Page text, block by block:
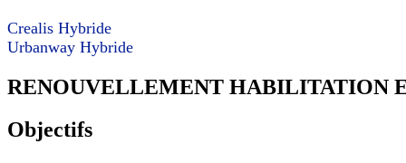
Crealis Hybride
Urbanway Hybride
RENOUVELLEMENT HABILITATION
Objectifs